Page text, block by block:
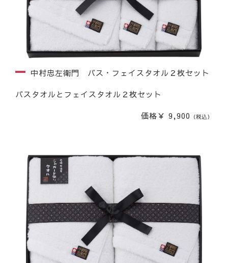
中村忠左衛門 バス・フェイスタオル２枚セット
バスタオルとフェイスタオル２枚セット
価格￥ 9,900 （税込）